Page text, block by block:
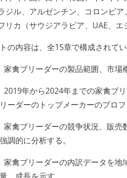
ジル、アルゼンチン、コロンビア
リカ（サウジアラビア、UAE、エ
の内容は、全15章で構成されてい
家禽ブリーダーの製品範囲、市場
2019年から2024年までの家禽ブ
ーダーのトップメーカーのプロフ
家禽ブリーダーの競争状況、販
調的に分析する。
家禽ブリーダーの内訳データを